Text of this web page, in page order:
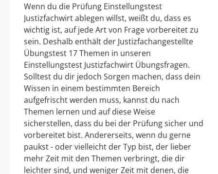
Wenn du die Prüfung Einstellungstest
Justizfachwirt ablegen willst, weißt du, dass es
wichtig ist, auf jede Art von Frage vorbereitet zu
sein. Deshalb enthält der Justizfachangestellte
Übungstest 17 Themen in unseren
Einstellungstest Justizfachwirt Übungsfragen.
Solltest du dir jedoch Sorgen machen, dass dein
Wissen in einem bestimmten Bereich
aufgefrischt werden muss, kannst du nach
Themen lernen und auf diese Weise
sicherstellen, dass du bei der Prüfung sicher und
vorbereitet bist. Andererseits, wenn du gerne
paukst - oder vielleicht der Typ bist, der lieber
mehr Zeit mit den Themen verbringt, die dir
leichter sind, und weniger Zeit mit denen, die